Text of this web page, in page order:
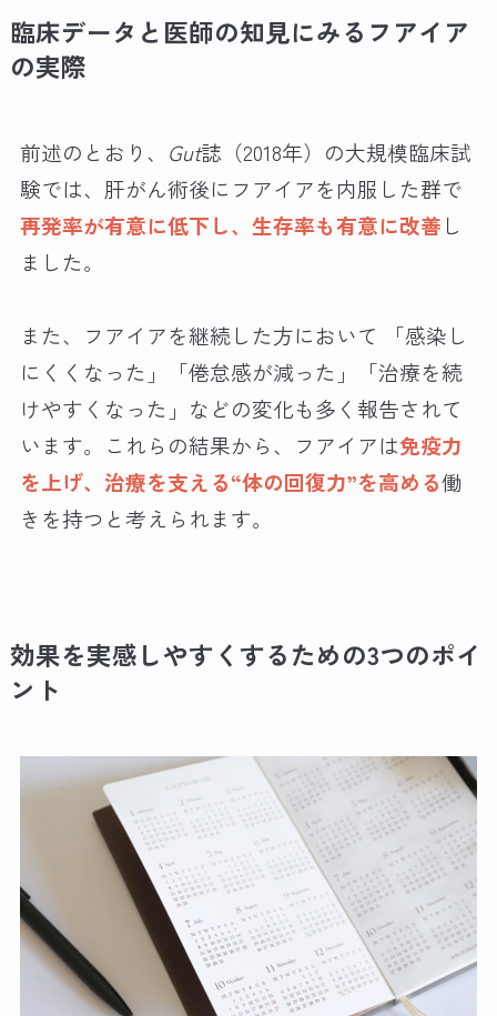
臨床データと医師の知見にみるフアイア
の実際
前述のとおり、 Gut誌（2018年）の大規模臨床試
験では、肝がん術後にフアイアを内服した群で
再発率が有意に低下し、生存率も有意に改善 し
ました。
また、フアイアを継続した方において 「感染し
にくくなった」「倦怠感が減った」「治療を続
けやすくなった」などの変化も多く報告されて
います。これらの結果から、フアイアは免疫力
を上げ、治療を支える“体の回復力”を高める働
きを持つと考えられます。
効果を実感しやすくするための3つのポイ
ント